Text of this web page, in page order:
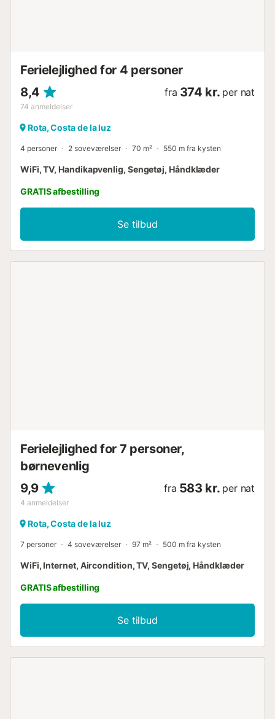
Ferielejlighed for 4 personer
8,4
74 anmeldelser
fra 374 kr. per nat
Rota, Costa de la luz
4 personer 2 soveværelser 70 m² 550 m fra kysten
WiFi, TV, Handikapvenlig, Sengetøj, Håndklæder
GRATIS afbestilling
Se tilbud
Ferielejlighed for 7 personer,
børnevenlig
9,9
4 anmeldelser
fra 583 kr. per nat
Rota, Costa de la luz
7 personer 4 soveværelser 97 m² 500 m fra kysten
WiFi, Internet, Aircondition, TV, Sengetøj, Håndklæder
GRATIS afbestilling
Se tilbud